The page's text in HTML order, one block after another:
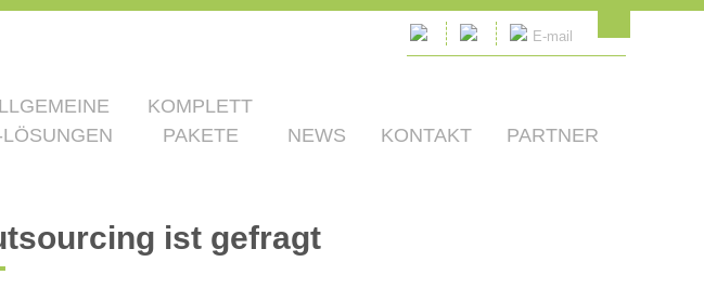
E-mail
LÖSUNGEN
KOMPLETT
PAKETE
NEWS KONTAKT PARTNER
ist gefragt